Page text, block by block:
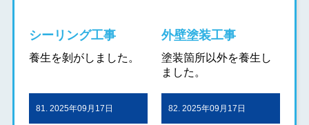
シーリング工事
養生を剝がしました。
外壁塗装工事
塗装箇所以外を養生し
ました。
81. 2025年09月17日 82. 2025年09月17日